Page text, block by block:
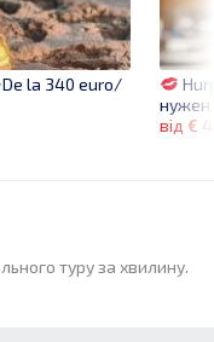
нужен
від €
De la 340 euro/
туру за хвилину.